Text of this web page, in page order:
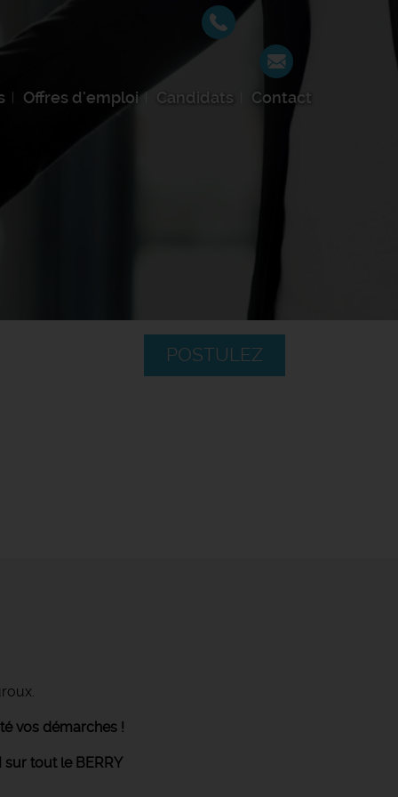
Offres d'emploi Candidats Contact
POSTULEZ
vos démarches !
tout le BERRY